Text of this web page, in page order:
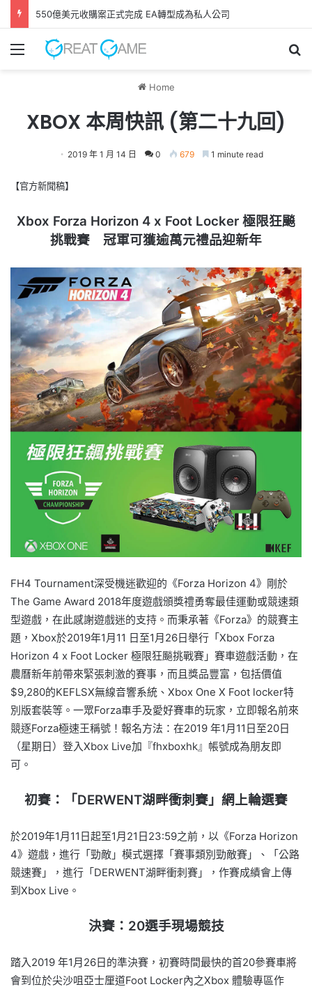
550億美元收購案正式完成 EA轉型成為私人公司
Menu
Home
XBOX 本周快訊 (第二十九回)
2019 年 1 月 14 日 0 679 1 minute read
【官方新聞稿】
Xbox Forza Horizon 4 x Foot Locker 極限狂飈
挑戰賽 冠軍可獲逾萬元禮品迎新年
FH4 Tournament深受機迷歡迎的《Forza Horizon 4》剛於
The Game Award 2018年度遊戲頒獎禮勇奪最佳運動或競速類
型遊戲，在此感謝遊戲迷的支持。而秉承著《Forza》的競賽主
題，Xbox於2019年1月11 日至1月26日舉行「Xbox Forza
Horizon 4 x Foot Locker 極限狂飈挑戰賽」賽車遊戲活動，在
農曆新年前帶來緊張刺激的賽事，而且獎品豐富，包括價值
$9,280的KEFLSX無線音響系統、Xbox One X Foot locker特
別版套裝等。一眾Forza車手及愛好賽車的玩家，立即報名前來
競逐Forza極速王稱號！報名方法：在2019 年1月11日至20日
（星期日）登入Xbox Live加『fhxboxhk』帳號成為朋友即
可。
初賽：「DERWENT湖畔衝刺賽」網上輪選賽
於2019年1月11日起至1月21日23:59之前，以《Forza Horizon
4》遊戲，進行「勁敵」模式選擇「賽事類別勁敵賽」、「公路
競速賽」，進行「DERWENT湖畔衝刺賽」，作賽成績會上傳
到Xbox Live。
決賽：20選手現場競技
踏入2019 年1月26日的準決賽，初賽時間最快的首20參賽車將
會到位於尖沙咀亞士厘道Foot Locker內之Xbox 體驗專區作